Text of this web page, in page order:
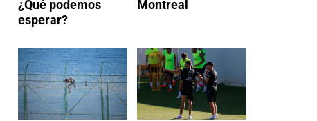
¿Qué podemos
esperar?
Montreal